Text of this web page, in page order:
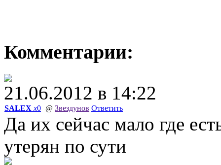
Комментарии:
21.06.2012 в 14:22
SALEX x0 @ Звездунов Ответить
Да их сейчас мало где
утерян по сути